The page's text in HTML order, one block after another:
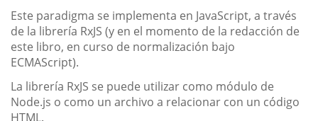
Este paradigma se implementa en JavaScript, a través
de la librería RxJS (y en el momento de la redacción de
este libro, en curso de normalización bajo
ECMAScript).
La librería RxJS se puede utilizar como módulo de
Node.js o como un archivo a relacionar con un código
HTML.